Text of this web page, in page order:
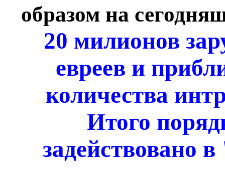
образом на
20 милионов
евреев и
количества
Итого
задействовано